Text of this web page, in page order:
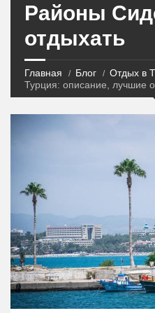
Районы
отдыхать
Главная Блог Отдых в
Турция: описание, лучшие